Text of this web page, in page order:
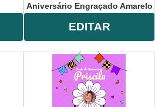
Aniversário Engraçado Amarelo
EDITAR